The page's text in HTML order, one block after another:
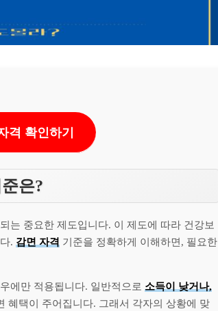
격 확인하기
은?
는 중요한 제도입니다. 이 제도에 따라 건강보
. 감면 자격 기준을 정확하게 이해하면, 필요한
에만 적용됩니다. 일반적으로 소득이 낮거나,
혜택이 주어집니다. 그래서 각자의 상황에 맞